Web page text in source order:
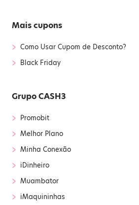
Mais cupons
› Como Usar Cupom de Desconto?
› Black Friday
Grupo CASH3
› Promobit
› Melhor Plano
› Minha Conexão
› iDinheiro
› Muambator
› iMaquininhas